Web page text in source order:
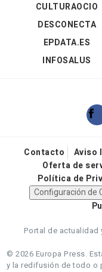
CULTURAOCIO
DESCONECTA
EPDATA.ES
INFOSALUS
Contacto Aviso
Oferta de
Política de
Configuración de
Portal de actualidad
© 2026 Europa Press.
y la redifusión de todo o